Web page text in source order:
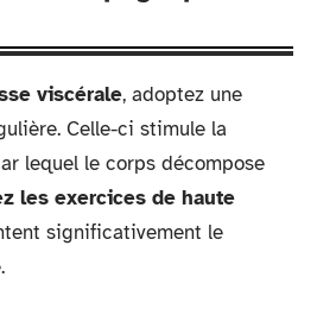
viscérale, adoptez une
Celle-ci stimule la
lequel le corps décompose
les exercices de haute
significativement le